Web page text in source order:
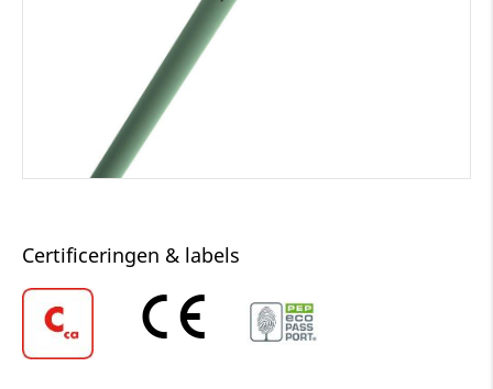
Certificeringen & labels